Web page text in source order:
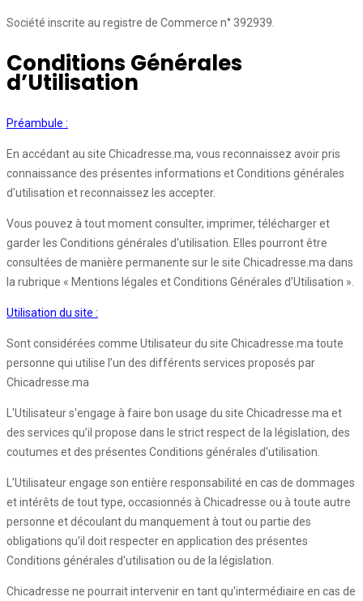
Société inscrite au registre de Commerce n° 392939.
Conditions Générales
d’Utilisation
Préambule :
En accédant au site Chicadresse.ma, vous reconnaissez avoir pris
connaissance des présentes informations et Conditions générales
d'utilisation et reconnaissez les accepter.
Vous pouvez à tout moment consulter, imprimer, télécharger et
garder les Conditions générales d'utilisation. Elles pourront être
consultées de manière permanente sur le site Chicadresse.ma dans
la rubrique « Mentions légales et Conditions Générales d’Utilisation ».
Utilisation du site :
Sont considérées comme Utilisateur du site Chicadresse.ma toute
personne qui utilise l’un des différents services proposés par
Chicadresse.ma
L'Utilisateur s'engage à faire bon usage du site Chicadresse.ma et
des services qu’il propose dans le strict respect de la législation, des
coutumes et des présentes Conditions générales d'utilisation.
L'Utilisateur engage son entière responsabilité en cas de dommages
et intérêts de tout type, occasionnés à Chicadresse ou à toute autre
personne et découlant du manquement à tout ou partie des
obligations qu'il doit respecter en application des présentes
Conditions générales d'utilisation ou de la législation.
Chicadresse ne pourrait intervenir en tant qu'intermédiaire en cas de